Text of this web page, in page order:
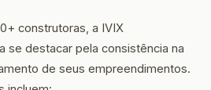
construtoras, a IVIX
se destacar pela consistência na
de seus empreendimentos.